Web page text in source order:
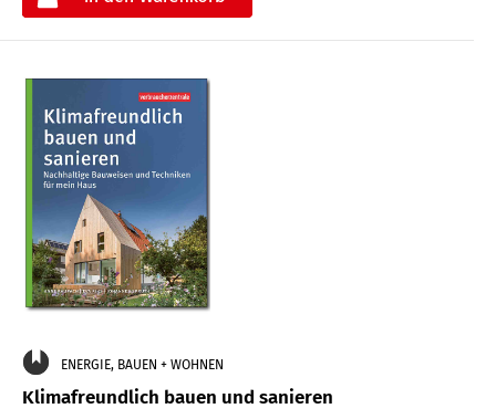
ENERGIE, BAUEN + WOHNEN
Klimafreundlich bauen und sanieren